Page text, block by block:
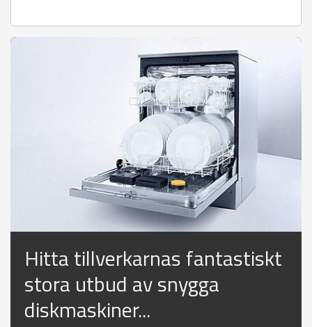
Hitta tillverkarnas fantastiskt
stora utbud av snygga
diskmaskiner...